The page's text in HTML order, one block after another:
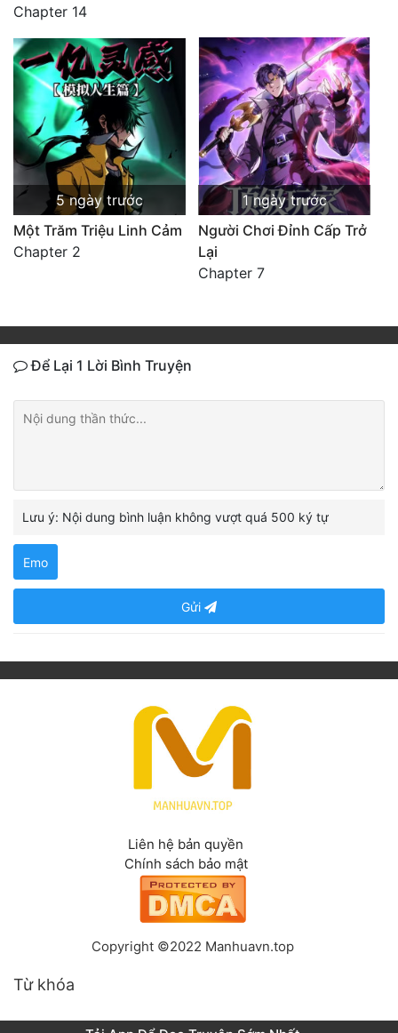
Chapter 14
5 ngày trước
Một Trăm Triệu Linh Cảm
Chapter 2
1 ngày trước
Người Chơi Đỉnh Cấp Trở
Lại
Chapter 7
Để Lại 1 Lời Bình Truyện
Lưu ý: Nội dung bình luận không vượt quá 500 ký tự
Emo
Gửi
Liên hệ bản quyền
Chính sách bảo mật
Copyright ©2022 Manhuavn.top
Từ khóa